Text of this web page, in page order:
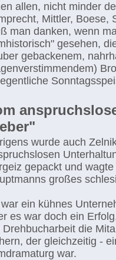
allen, nicht minder
Mittler, Boese,
man danken, wenn
gesehen,
gebackenem,
wurde auch
gepackt und
großes
ein kühnes
es war doch ein
Drehbucharbeit die
der gleichzeitig -
war.